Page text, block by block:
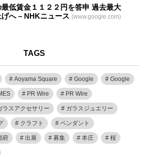
低賃金１１２２円を答申 過去最大
へ – NHKニュース (www.google.com)
TAGS
Aoyama Square Google Google
PR Wire PR Wire
ラスアクセサリー ガラスジュエリー
クラフト ペンダント
府 出展 募集 本庄 桜